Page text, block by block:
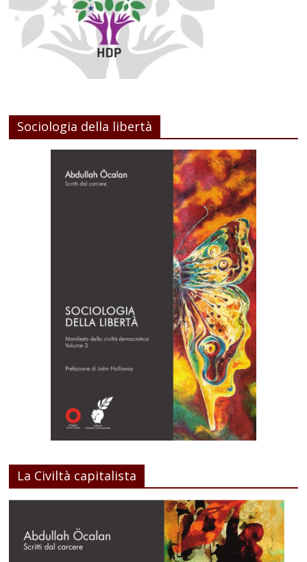
Sociologia della libertà
La Civiltà capitalista